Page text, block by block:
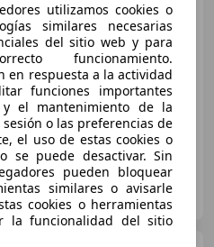
€ 56.500
Sin comparación
145 kW (197 CV)
utilizamos cookies o
similares necesarias
del sitio web y para
funcionamiento.
en respuesta a la actividad
funciones importantes
el mantenimiento de la
o las preferencias de
el uso de estas cookies o
se puede desactivar. Sin
pueden bloquear
similares o avisarle
cookies o herramientas
la funcionalidad del sitio